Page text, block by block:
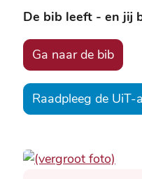
De bib leeft - en jij
Ga naar de bib
Raadpleeg de